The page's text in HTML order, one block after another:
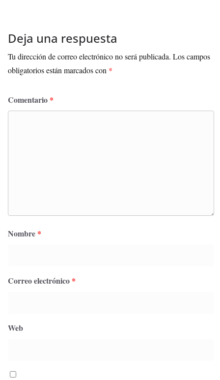
Deja una respuesta
Tu dirección de correo electrónico no será publicada. Los campos
obligatorios están marcados con *
Comentario *
Nombre *
Correo electrónico *
Web